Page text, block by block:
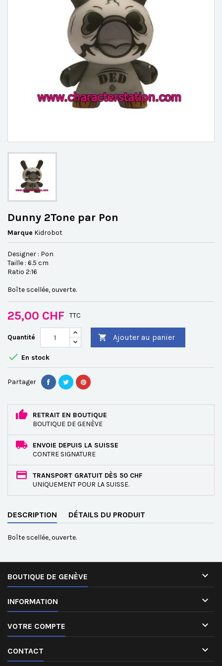
Dunny 2Tone par Pon
Marque Kidrobot
Designer : Pon
Taille : 6.5 cm
Ratio 2:16
Boîte scellée, ouverte.
25,00 CHF TTC
Quantité  Ajouter au panier
 En stock
Partager
RETRAIT EN BOUTIQUE
BOUTIQUE DE GENÈVE
ENVOIE DEPUIS LA SUISSE
CONTRE SIGNATURE
TRANSPORT GRATUIT DÈS 50 CHF
UNIQUEMENT POUR LA SUISSE.
DESCRIPTION DÉTAILS DU PRODUIT
Boîte scellée, ouverte.
BOUTIQUE DE GENÈVE 
INFORMATION 
VOTRE COMPTE 
CONTACT 